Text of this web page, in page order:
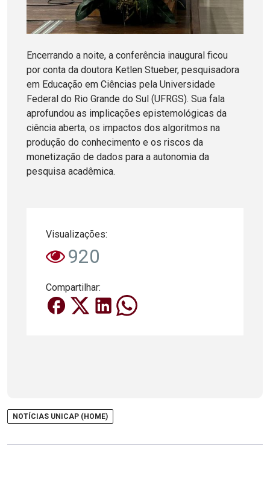
Encerrando a noite, a conferência inaugural ficou
por conta da doutora Ketlen Stueber, pesquisadora
em Educação em Ciências pela Universidade
Federal do Rio Grande do Sul (UFRGS). Sua fala
aprofundou as implicações epistemológicas da
ciência aberta, os impactos dos algoritmos na
produção do conhecimento e os riscos da
monetização de dados para a autonomia da
pesquisa acadêmica.
Visualizações:
920
Compartilhar:
NOTÍCIAS UNICAP (HOME)